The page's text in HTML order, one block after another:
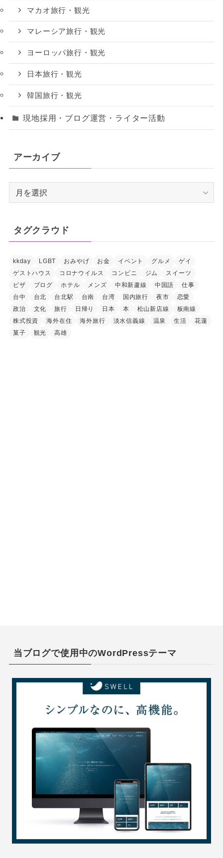
マカオ旅行・観光
マレーシア旅行・観光
ヨーロッパ旅行・観光
日本旅行・観光
韓国旅行・観光
現地採用・ブログ運営・ライター活動
アーカイブ
ブ
タグクラウド
kkday LGBT おみやげ お金 イベント グルメ
ゲイ
ゲストハウス
コロナウイルス コンビニ ジム
スイーツ
ビザ
ブログ ホテル メンズ 中和新蘆線 中国語
仕事
台中
台北 台北駅 台南 台湾 国内旅行 夜市
恋愛
政治
文化 旅行 日帰り 日本 本 松山新店線
板南線
株式投資
海外在住 海外旅行 淡水信義線 温泉 生活
花蓮
菓子
観光 高雄
当ブログで使用中のWordPressテーマ